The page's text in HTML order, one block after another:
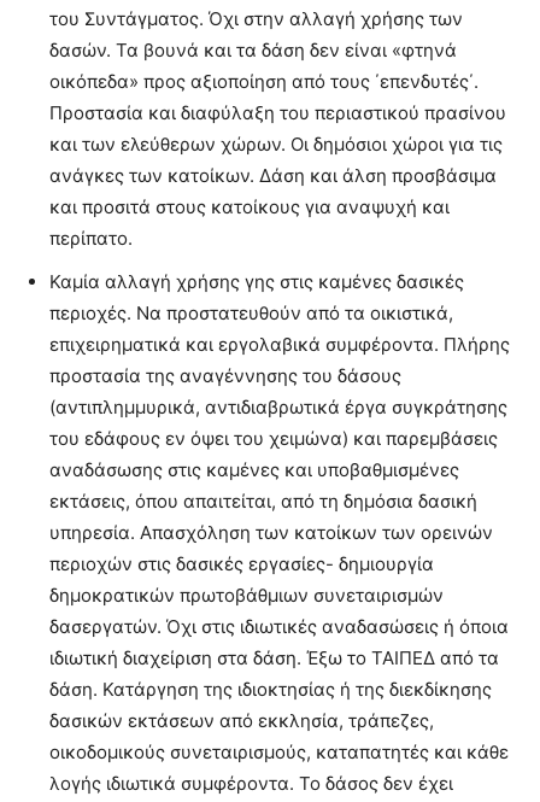
του Συντάγματος. Όχι στην αλλαγή χρήσης των
δασών. Τα βουνά και τα δάση δεν είναι «φτηνά
οικόπεδα» προς αξιοποίηση από τους ΄επενδυτές΄.
Προστασία και διαφύλαξη του περιαστικού πρασίνου
και των ελεύθερων χώρων. Οι δημόσιοι χώροι για τις
ανάγκες των κατοίκων. Δάση και άλση προσβάσιμα
και προσιτά στους κατοίκους για αναψυχή και
περίπατο.
Καμία αλλαγή χρήσης γης στις καμένες δασικές
περιοχές. Να προστατευθούν από τα οικιστικά,
επιχειρηματικά και εργολαβικά συμφέροντα. Πλήρης
προστασία της αναγέννησης του δάσους
(αντιπλημμυρικά, αντιδιαβρωτικά έργα συγκράτησης
του εδάφους εν όψει του χειμώνα) και παρεμβάσεις
αναδάσωσης στις καμένες και υποβαθμισμένες
εκτάσεις, όπου απαιτείται, από τη δημόσια δασική
υπηρεσία. Απασχόληση των κατοίκων των ορεινών
περιοχών στις δασικές εργασίες- δημιουργία
δημοκρατικών πρωτοβάθμιων συνεταιρισμών
δασεργατών. Όχι στις ιδιωτικές αναδασώσεις ή όποια
ιδιωτική διαχείριση στα δάση. Έξω το ΤΑΙΠΕΔ από τα
δάση. Κατάργηση της ιδιοκτησίας ή της διεκδίκησης
δασικών εκτάσεων από εκκλησία, τράπεζες,
οικοδομικούς συνεταιρισμούς, καταπατητές και κάθε
λογής ιδιωτικά συμφέροντα. Το δάσος δεν έχει